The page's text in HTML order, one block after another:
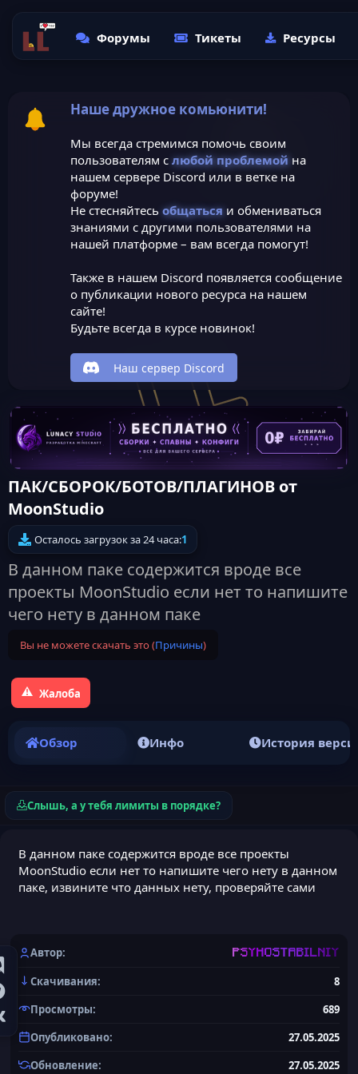
Форумы Тикеты Ресурсы
Наше дружное комьюнити!
Мы всегда стремимся помочь своим
пользователям с любой проблемойна
нашем сервере Discord или в ветке на
форуме!
Не стесняйтесь общатьсяи обмениваться
знаниями с другими пользователями на
нашей платформе – вам всегда помогут!
Также в нашем Discord появляется сообщение
о публикации нового ресурса на нашем
сайте!
Будьте всегда в курсе новинок!
Наш сервер Discord
ПАК/СБОРОК/БОТОВ/ПЛАГИНОВ от
MoonStudio
Осталось загрузок за 24 часа:1
В данном паке содержится вроде все
проекты MoonStudio если нет то напишите
чего нету в данном паке
Вы не можете скачать это (Причины)
Жалоба
Обзор Инфо История
Слышь, а у тебя лимиты в порядке?
В данном паке содержится вроде все проекты
MoonStudio если нет то напишите чего нету в данном
паке, извините что данных нету, проверяйте сами
Автор PSYHOSTABILNIY
Скачивания
8
Просмотры
689
Опубликовано
27.05.2025
Обновление
27.05.2025